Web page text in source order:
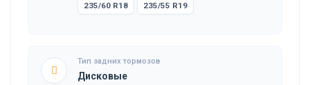
235/60 R18 235/55 R19
Тип задних тормозов
Дисковые